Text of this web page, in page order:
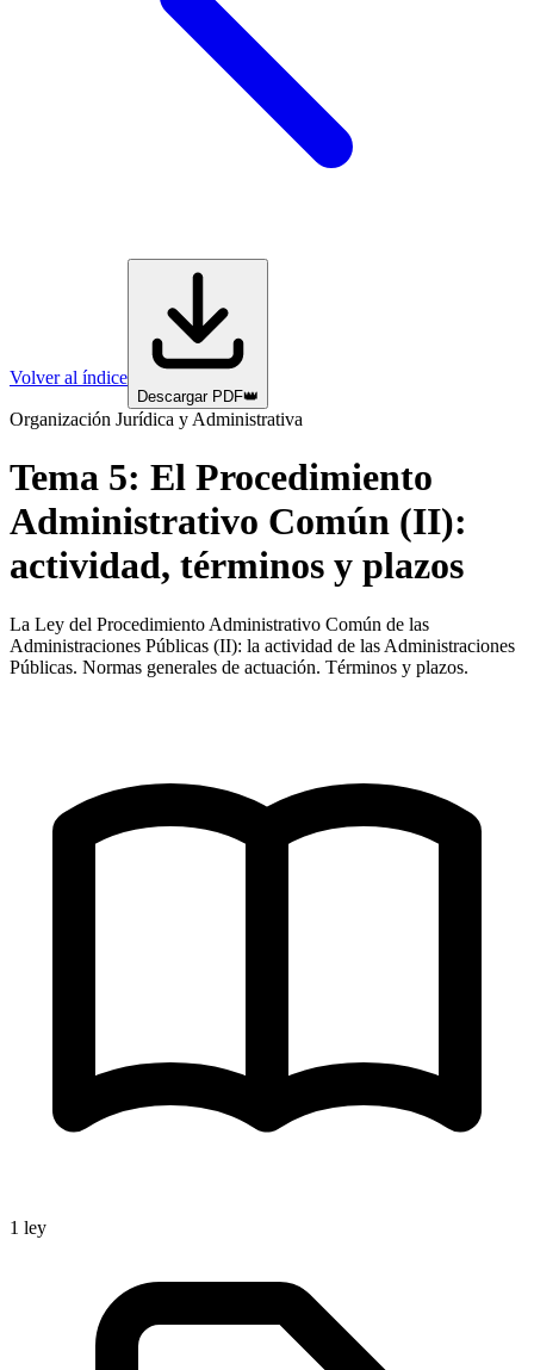
Volver al índice
Descargar PDF👑
Organización Jurídica y Administrativa
Tema 5: El Procedimiento
Administrativo Común (II):
actividad, términos y plazos
La Ley del Procedimiento Administrativo Común de las
Administraciones Públicas (II): la actividad de las Administraciones
Públicas. Normas generales de actuación. Términos y plazos.
1 ley